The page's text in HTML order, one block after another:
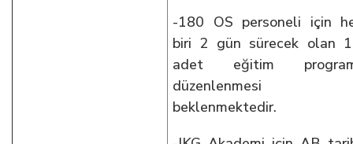
-180 OS personeli için
biri 2 gün sürecek olan
adet eğitim
düzenlenmesi
beklenmektedir.